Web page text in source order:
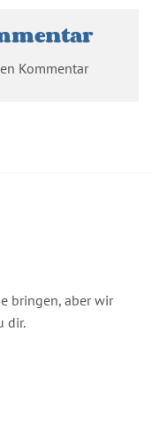
Kommentar
bringen, aber wir
dir.